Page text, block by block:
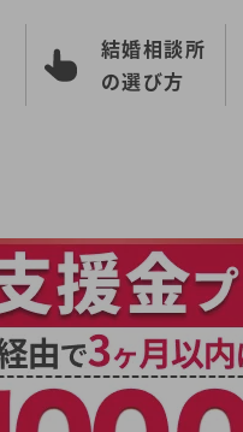
結婚相談所
の選び方